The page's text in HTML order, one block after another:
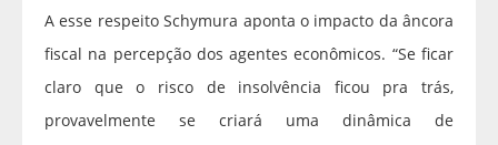
A esse respeito Schymura aponta o impacto da âncora
fiscal na percepção dos agentes econômicos. “Se ficar
claro que o risco de insolvência ficou pra trás,
provavelmente se criará uma dinâmica de